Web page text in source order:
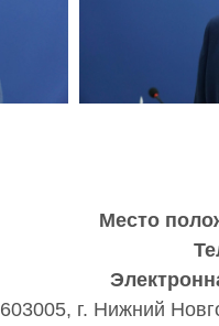
Место
603005, г. Нижний